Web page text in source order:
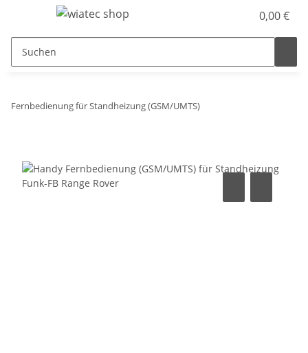
0,00 €
Fernbedienung für Standheizung (GSM/UMTS)